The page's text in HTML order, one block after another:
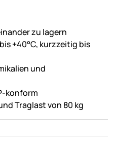
zu lagern
+40°C, kurzzeitig bis
und
konform
Traglast von 80 kg